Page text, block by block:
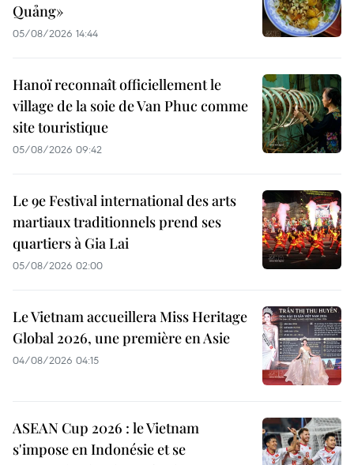
Quảng»
05/08/2026 14:44
Hanoï reconnaît officiellement le
village de la soie de Van Phuc comme
site touristique
05/08/2026 09:42
Le 9e Festival international des arts
martiaux traditionnels prend ses
quartiers à Gia Lai
05/08/2026 02:00
Le Vietnam accueillera Miss Heritage
Global 2026, une première en Asie
04/08/2026 04:15
ASEAN Cup 2026 : le Vietnam
s'impose en Indonésie et se